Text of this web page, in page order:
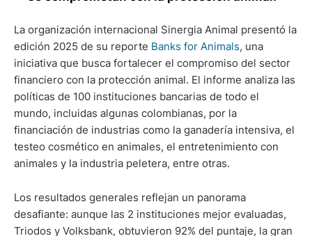
La organización internacional Sinergia Animal presentó la
edición 2025 de su reporte Banks for Animals, una
iniciativa que busca fortalecer el compromiso del sector
financiero con la protección animal. El informe analiza las
políticas de 100 instituciones bancarias de todo el
mundo, incluidas algunas colombianas, por la
financiación de industrias como la ganadería intensiva, el
testeo cosmético en animales, el entretenimiento con
animales y la industria peletera, entre otras.
Los resultados generales reflejan un panorama
desafiante: aunque las 2 instituciones mejor evaluadas,
Triodos y Volksbank, obtuvieron 92% del puntaje, la gran